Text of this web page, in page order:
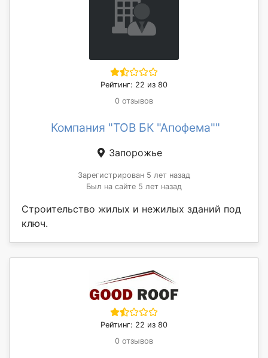
Рейтинг: 22 из 80
0 отзывов
Компания "ТОВ БК "Апофема""
Запорожье
Зарегистрирован 5 лет назад
Был на сайте 5 лет назад
Строительство жилых и нежилых зданий под
ключ.
Рейтинг: 22 из 80
0 отзывов